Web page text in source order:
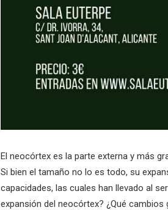
El neocórtex es la parte externa y más
Si bien el tamaño no lo es todo, su
capacidades, las cuales han llevado al
expansión del neocórtex? ¿Qué